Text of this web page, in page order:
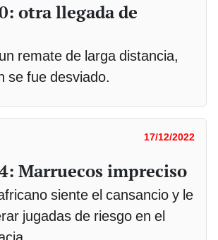
otra llegada de
remate de larga distancia,
se fue desviado.
17/12/2022
Marruecos impreciso
siente el cansancio y le
jugadas de riesgo en el